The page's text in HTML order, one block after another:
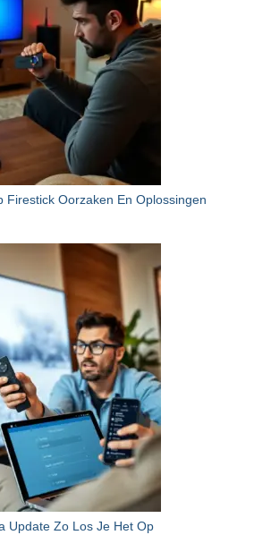
Firestick Oorzaken En Oplossingen
Update Zo Los Je Het Op